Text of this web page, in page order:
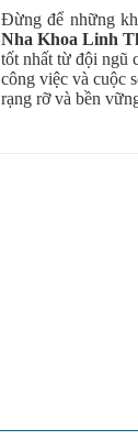
Đừng để những
Nha Khoa Linh
tốt nhất từ đội ngũ
công việc và cuộc
rạng rỡ và bền